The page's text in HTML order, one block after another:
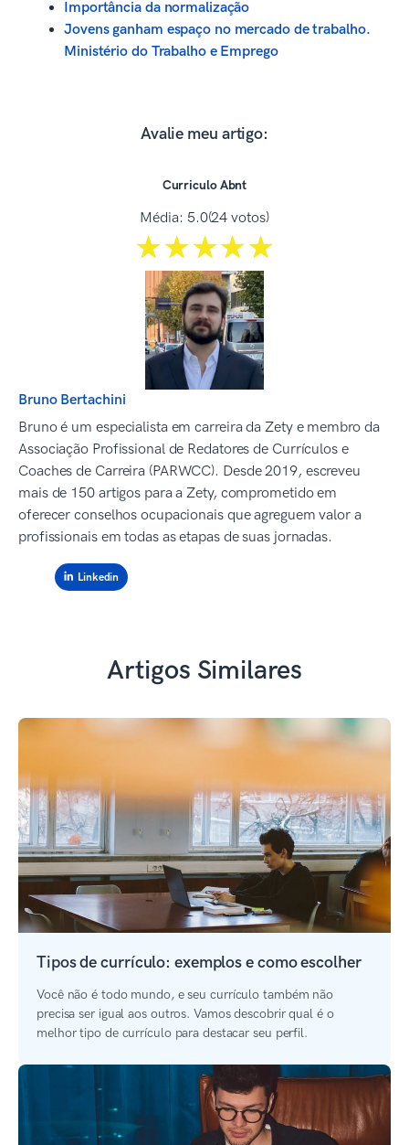
Importância da normalização
Jovens ganham espaço no mercado de trabalho.
Ministério do Trabalho e Emprego
Avalie meu artigo:
Curriculo Abnt
Média: 5.0(24 votos)
☆☆☆☆☆
★★★★★
Bruno Bertachini
Bruno é um especialista em carreira da Zety e membro da
Associação Profissional de Redatores de Currículos e
Coaches de Carreira (PARWCC). Desde 2019, escreveu
mais de 150 artigos para a Zety, comprometido em
oferecer conselhos ocupacionais que agreguem valor a
profissionais em todas as etapas de suas jornadas.
Linkedin
Artigos Similares
Tipos de currículo: exemplos e como escolher
Você não é todo mundo, e seu currículo também não
precisa ser igual aos outros. Vamos descobrir qual é o
melhor tipo de currículo para destacar seu perfil.